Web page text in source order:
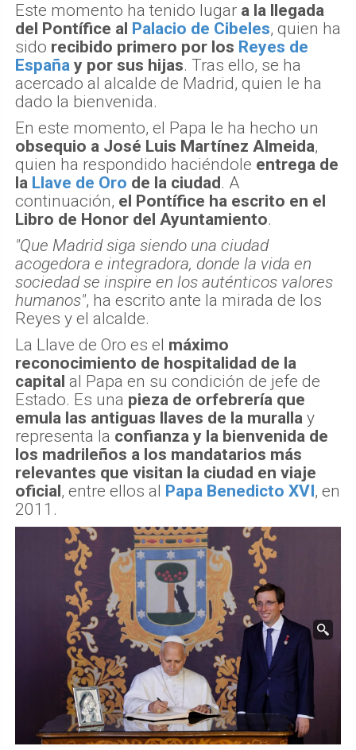
Este momento ha tenido lugar a la llegada
del Pontífice al Palacio de Cibeles, quien ha
sido recibido primero por los Reyes de
España y por sus hijas. Tras ello, se ha
acercado al alcalde de Madrid, quien le ha
dado la bienvenida.
En este momento, el Papa le ha hecho un
obsequio a José Luis Martínez Almeida,
quien ha respondido haciéndole entrega de
la Llave de Oro de la ciudad. A
continuación, el Pontífice ha escrito en el
Libro de Honor del Ayuntamiento.
"Que Madrid siga siendo una ciudad
acogedora e integradora, donde la vida en
sociedad se inspire en los auténticos valores
humanos", ha escrito ante la mirada de los
Reyes y el alcalde.
La Llave de Oro es el máximo
reconocimiento de hospitalidad de la
capital al Papa en su condición de jefe de
Estado. Es una pieza de orfebrería que
emula las antiguas llaves de la muralla y
representa la confianza y la bienvenida de
los madrileños a los mandatarios más
relevantes que visitan la ciudad en viaje
oficial, entre ellos al Papa Benedicto XVI, en
2011.